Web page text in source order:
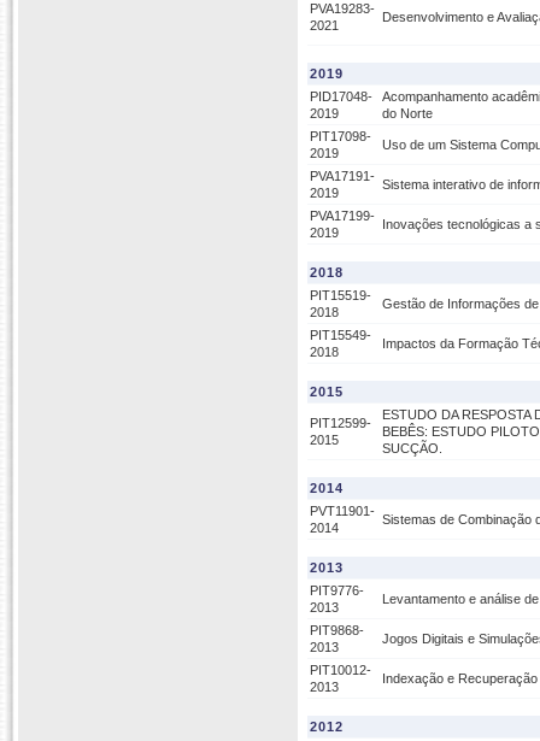
PVA19283-
2021
Desenvolvimento e
2019
PID17048-
2019
Acompanhamento
do Norte
PIT17098-
2019
Uso de um Sistema
PVA17191-
2019
Sistema interativo de
PVA17199-
2019
Inovações tecnológicas a
2018
PIT15519-
2018
Gestão de Informações
PIT15549-
2018
Impactos da Formação
2015
PIT12599-
2015
ESTUDO DA RESPOSTA
BEBÊS: ESTUDO
SUCÇÃO.
2014
PVT11901-
2014
Sistemas de Combinação
2013
PIT9776-
2013
Levantamento e análise
PIT9868-
2013
Jogos Digitais e
PIT10012-
2013
Indexação e
2012